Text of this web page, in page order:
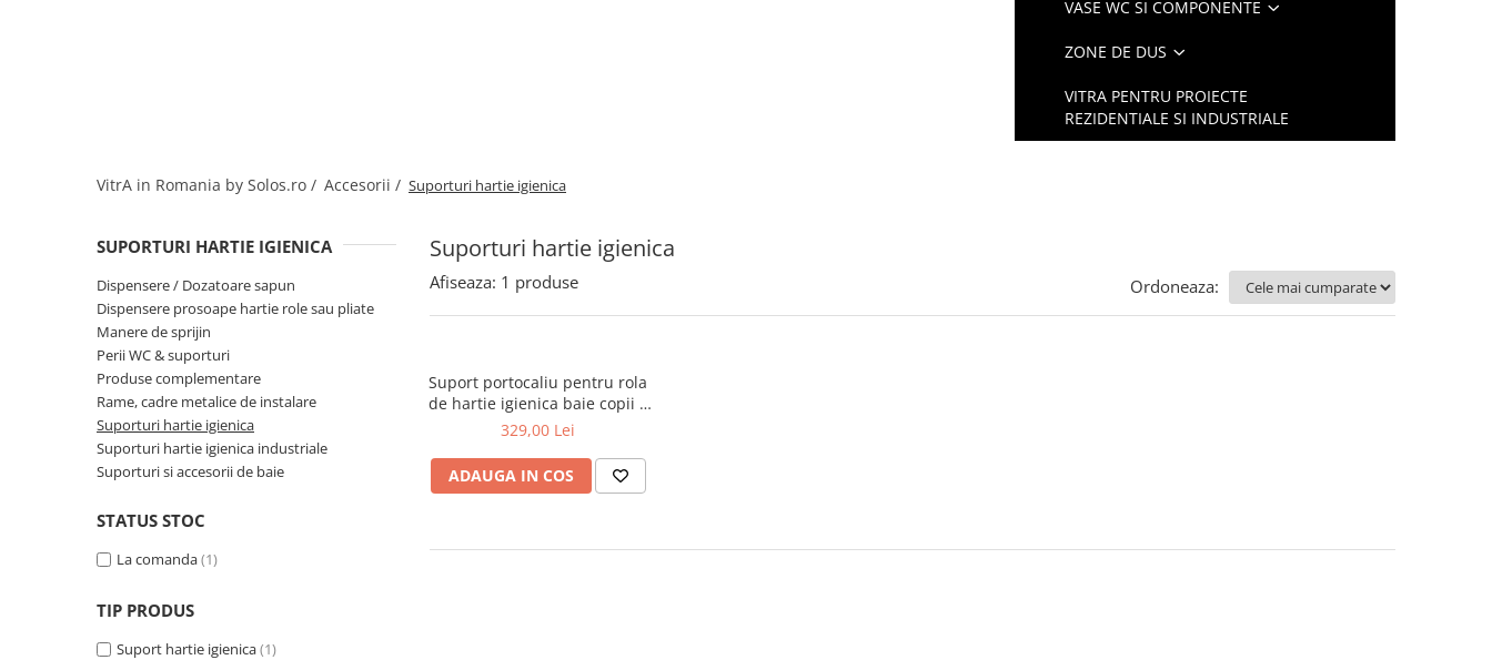
VASE WC SI COMPONENTE
ZONE DE DUS
VITRA PENTRU PROIECTE
REZIDENTIALE SI INDUSTRIALE
VitrA in Romania by Solos.ro / Accesorii / Suporturi hartie igienica
Suporturi hartie igienica
SUPORTURI HARTIE IGIENICA
Dispensere / Dozatoare sapun
Dispensere prosoape hartie role sau pliate
Manere de sprijin
Perii WC & suporturi
Produse complementare
Rame, cadre metalice de instalare
Suporturi hartie igienica
Suporturi hartie igienica industriale
Suporturi si accesorii de baie
STATUS STOC
La comanda(1)
TIP PRODUS
Suport hartie igienica(1)
Afiseaza: 1 produse Ordoneaza:
Suport portocaliu pentru rola
de hartie igienica baie copii |
A4491467
329,00 Lei
ADAUGA IN COS